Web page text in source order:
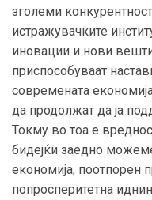
зголеми
истражувачките
иновации и нови
приспособуваат
современата
да продолжат да ја
Токму во тоа е
бидејќи заедно
економија, поотпорен
попросперитетна